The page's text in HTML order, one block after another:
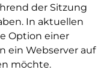
der Sitzung
In aktuellen
Option einer
ein Webserver auf
möchte.